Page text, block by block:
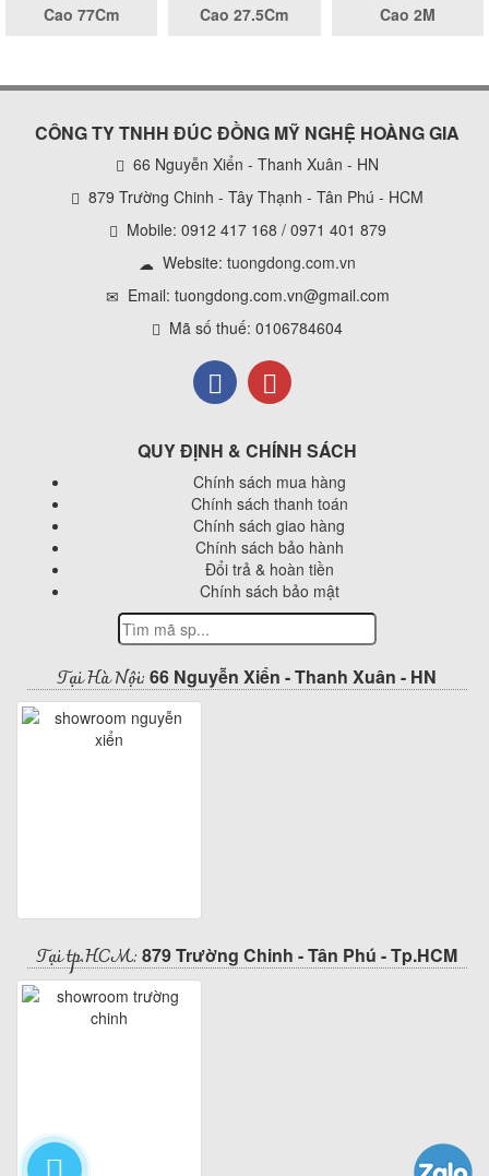
Cao 77Cm
Cao 27.5Cm
Cao 2M
CÔNG TY TNHH ĐÚC ĐỒNG MỸ NGHỆ HOÀNG GIA
66 Nguyễn Xiển - Thanh Xuân - HN
879 Trường Chinh - Tây Thạnh - Tân Phú - HCM
Mobile: 0912 417 168 / 0971 401 879
Website: tuongdong.com.vn
Email: tuongdong.com.vn@gmail.com
Mã số thuế: 0106784604
QUY ĐỊNH & CHÍNH SÁCH
Chính sách mua hàng
Chính sách thanh toán
Chính sách giao hàng
Chính sách bảo hành
Đổi trả & hoàn tiền
Chính sách bảo mật
Tại Hà Nội: 66 Nguyễn Xiển - Thanh Xuân - HN
Tại tp.HCM: 879 Trường Chinh - Tân Phú - Tp.HCM